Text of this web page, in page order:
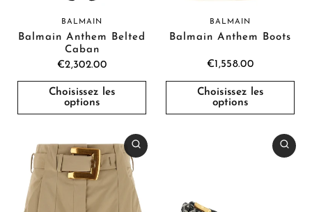
BALMAIN
Balmain Anthem Belted
Caban
€2,302.00
Choisissez les
options
BALMAIN
Balmain Anthem Boots
€1,558.00
Choisissez les
options